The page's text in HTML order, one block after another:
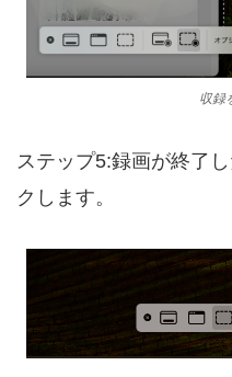
収録
ステップ5:録画が終了
クします。